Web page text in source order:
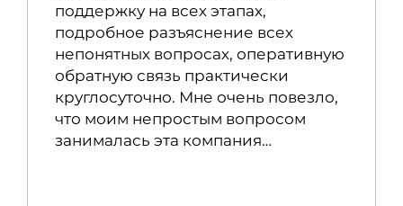
поддержку на всех этапах,
подробное разъяснение всех
непонятных вопросах, оперативную
обратную связь практически
круглосуточно. Мне очень повезло,
что моим непростым вопросом
занималась эта компания…